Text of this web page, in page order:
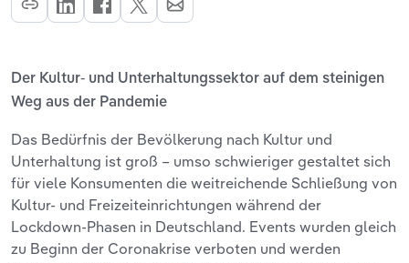
Der Kultur- und Unterhaltungssektor auf dem steinigen
Weg aus der Pandemie
Das Bedürfnis der Bevölkerung nach Kultur und
Unterhaltung ist groß – umso schwieriger gestaltet sich
für viele Konsumenten die weitreichende Schließung von
Kultur- und Freizeiteinrichtungen während der
Lockdown-Phasen in Deutschland. Events wurden gleich
zu Beginn der Coronakrise verboten und werden